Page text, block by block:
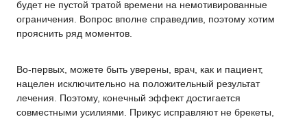
будет не пустой тратой времени на немотивированные
ограничения. Вопрос вполне справедлив, поэтому хотим
прояснить ряд моментов.
Во-первых, можете быть уверены, врач, как и пациент,
нацелен исключительно на положительный результат
лечения. Поэтому, конечный эффект достигается
совместными усилиями. Прикус исправляют не брекеты,